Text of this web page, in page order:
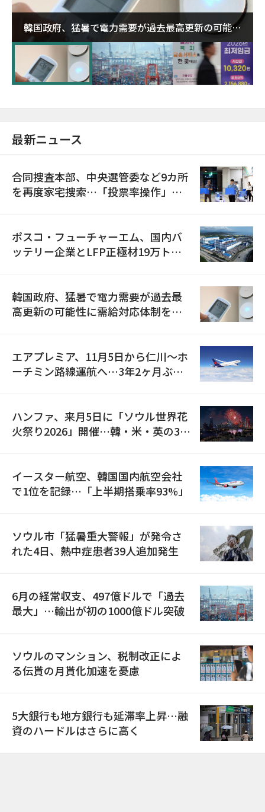
韓国政府、猛暑で電力需要が過去最高更新の可能性
に需給対応体制を点検
最新ニュース
合同捜査本部、中央選管委など9カ所
を再度家宅捜索…「投票率操作」の
ポスコ・フューチャーエム、国内バ
ッテリー企業とLFP正極材19万トン
韓国政府、猛暑で電力需要が過去最
高更新の可能性に需給対応体制を点
エアプレミア、11月5日から仁川〜ホ
ーチミン路線運航へ…3年2ヶ月ぶり
ハンファ、来月5日に「ソウル世界花
火祭り2026」開催…韓・米・英の3カ
イースター航空、韓国国内航空会社
で1位を記録…「上半期搭乗率93%」
ソウル市「猛暑重大警報」が発令さ
れた4日、熱中症患者39人追加発生
6月の経常収支、497億ドルで「過去
最大」…輸出が初の1000億ドル突破
ソウルのマンション、税制改正によ
る伝貰の月貰化加速を憂慮
5大銀行も地方銀行も延滞率上昇…融
資のハードルはさらに高く